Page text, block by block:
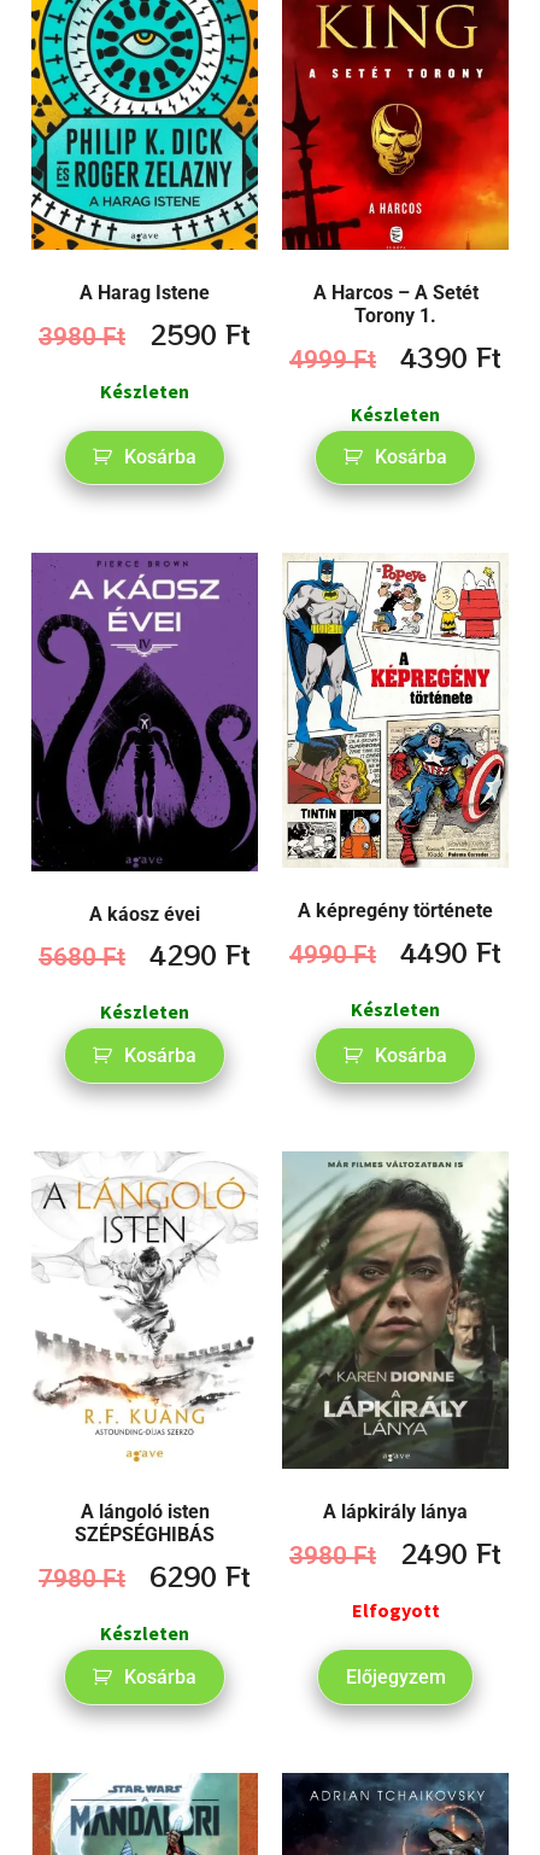
A Harag Istene
3980Ft 2590 Ft
Készleten
Kosárba
A Harcos – A Setét
Torony 1.
4999Ft 4390 Ft
Készleten
Kosárba
A káosz évei
5680Ft 4290 Ft
Készleten
Kosárba
A képregény története
4990Ft 4490 Ft
Készleten
Kosárba
A lángoló isten
SZÉPSÉGHIBÁS
7980Ft 6290 Ft
Készleten
Kosárba
A lápkirály lánya
3980Ft 2490 Ft
Elfogyott
Előjegyzem